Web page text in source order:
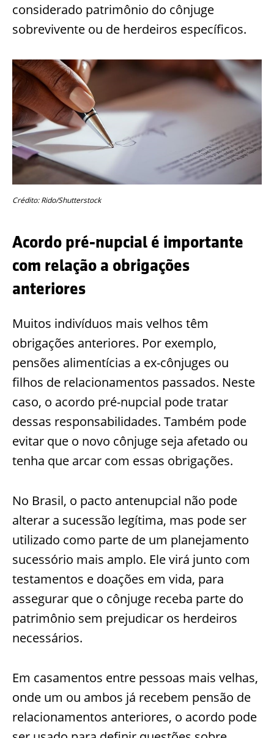
considerado patrimônio do cônjuge
sobrevivente ou de herdeiros específicos.
Crédito: Rido/Shutterstock
Acordo pré-nupcial é importante
com relação a obrigações
anteriores
Muitos indivíduos mais velhos têm
obrigações anteriores. Por exemplo,
pensões alimentícias a ex-cônjuges ou
filhos de relacionamentos passados. Neste
caso, o acordo pré-nupcial pode tratar
dessas responsabilidades. Também pode
evitar que o novo cônjuge seja afetado ou
tenha que arcar com essas obrigações.
No Brasil, o pacto antenupcial não pode
alterar a sucessão legítima, mas pode ser
utilizado como parte de um planejamento
sucessório mais amplo. Ele virá junto com
testamentos e doações em vida, para
assegurar que o cônjuge receba parte do
patrimônio sem prejudicar os herdeiros
necessários.
Em casamentos entre pessoas mais velhas,
onde um ou ambos já recebem pensão de
relacionamentos anteriores, o acordo pode